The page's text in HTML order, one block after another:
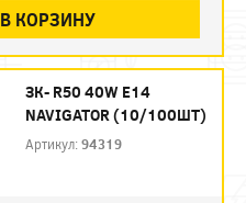
В КОРЗИНУ
ЗК- R50 40W E14
NAVIGATOR (10/100ШТ)
Артикул:94319